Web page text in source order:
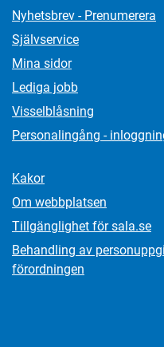
Nyhetsbrev - Prenumerera
Självservice
Mina sidor
Lediga jobb
Visselblåsning
Personalingång -
Kakor
Om webbplatsen
Tillgänglighet för sala.se
Behandling av
förordningen